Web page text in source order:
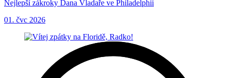
Nejlepší zákroky Dana Vladaře ve Philadelphii
01. čvc 2026